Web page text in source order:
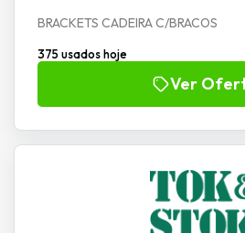
BRACKETS CADEIRA C/BRACOS
375 usados hoje
Ver